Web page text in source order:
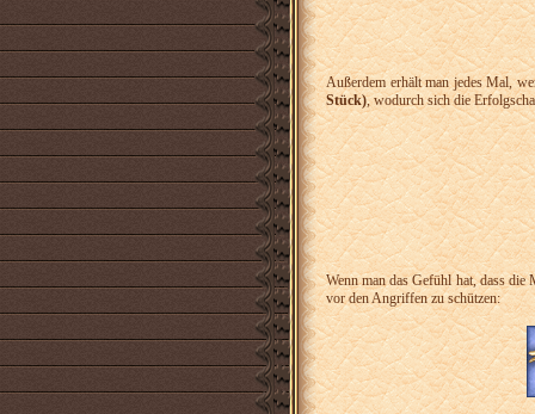
Außerdem erhält man jedes Mal,
Stück), wodurch sich die
Wenn man das Gefühl hat, dass
vor den Angriffen zu schützen: